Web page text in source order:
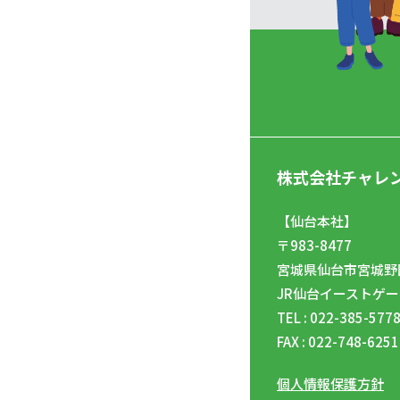
株式会社チャレ
【仙台本社】
〒983-8477
宮城県仙台市宮城
JR仙台イーストゲ
TEL : 022-385-5778
FAX : 022-748-6251
個人情報保護方針